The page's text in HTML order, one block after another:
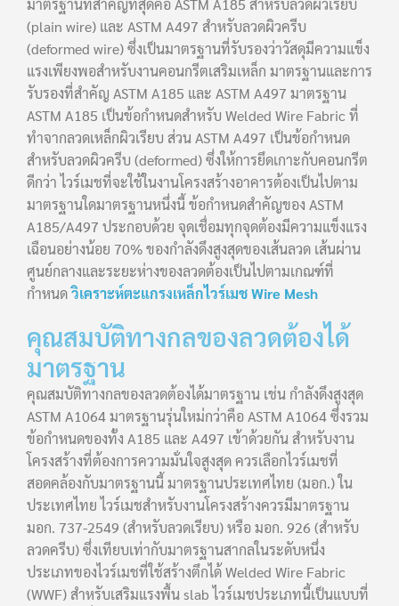
มาตรฐานที่สำคัญที่สุดคือ ASTM A185 สำหรับลวดผิวเรียบ
(plain wire) และ ASTM A497 สำหรับลวดผิวครีบ
(deformed wire) ซึ่งเป็นมาตรฐานที่รับรองว่าวัสดุมีความแข็ง
แรงเพียงพอสำหรับงานคอนกรีตเสริมเหล็ก มาตรฐานและการ
รับรองที่สำคัญ ASTM A185 และ ASTM A497 มาตรฐาน
ASTM A185 เป็นข้อกำหนดสำหรับ Welded Wire Fabric ที่
ทำจากลวดเหล็กผิวเรียบ ส่วน ASTM A497 เป็นข้อกำหนด
สำหรับลวดผิวครีบ (deformed) ซึ่งให้การยึดเกาะกับคอนกรีต
ดีกว่า ไวร์เมชที่จะใช้ในงานโครงสร้างอาคารต้องเป็นไปตาม
มาตรฐานใดมาตรฐานหนึ่งนี้ ข้อกำหนดสำคัญของ ASTM
A185/A497 ประกอบด้วย จุดเชื่อมทุกจุดต้องมีความแข็งแรง
เฉือนอย่างน้อย 70% ของกำลังดึงสูงสุดของเส้นลวด เส้นผ่าน
ศูนย์กลางและระยะห่างของลวดต้องเป็นไปตามเกณฑ์ที่
กำหนดวิเคราะห์ตะแกรงเหล็กไวร์เมช Wire Mesh
คุณสมบัติทางกลของลวดต้องได้
มาตรฐาน
คุณสมบัติทางกลของลวดต้องได้มาตรฐาน เช่น กำลังดึงสูงสุด
ASTM A1064 มาตรฐานรุ่นใหม่กว่าคือ ASTM A1064 ซึ่งรวม
ข้อกำหนดของทั้ง A185 และ A497 เข้าด้วยกัน สำหรับงาน
โครงสร้างที่ต้องการความมั่นใจสูงสุด ควรเลือกไวร์เมชที่
สอดคล้องกับมาตรฐานนี้ มาตรฐานประเทศไทย (มอก.) ใน
ประเทศไทย ไวร์เมชสำหรับงานโครงสร้างควรมีมาตรฐาน
มอก. 737-2549 (สำหรับลวดเรียบ) หรือ มอก. 926 (สำหรับ
ลวดครีบ) ซึ่งเทียบเท่ากับมาตรฐานสากลในระดับหนึ่ง
ประเภทของไวร์เมชที่ใช้สร้างตึกได้ Welded Wire Fabric
(WWF) สำหรับเสริมแรงพื้น slab ไวร์เมชประเภทนี้เป็นแบบที่